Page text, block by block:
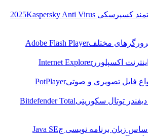
کسپرسکی 2025 Kaspersky Anti Virus
مختلفAdobe Flash Player
اکسپلوررInternet Explorer
فایل تصویری و صوتیPotPlayer
توتال سکوریتیBitdefender Total
اساس زبان برنامه نویسی جJava SE